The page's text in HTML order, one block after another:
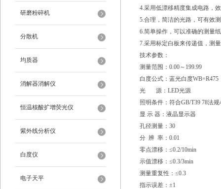
研磨粉碎机
分散机
均质器
消解器消解仪
恒温核酸扩增荧光仪
紫外线分析仪
白度仪
电子天平
4.采用低漂移精度集成电路，
5.合理，简洁的光路，可有效
6.简单操作，可以准确的测量
7.采用标定白板来传递值，测
技术参数：
测量范围：0.00～199.99
白度公式：蓝光白度
光 源：LED光源
照明条件：符合GB/T39 78法规
显 示 器：液晶显示器
孔径测量：30
分 辨 率：0.01
零点漂移：≤0.2/10min
示值漂移：≤0.3/3min
测量重复性：≤0.3
指示误差：±1